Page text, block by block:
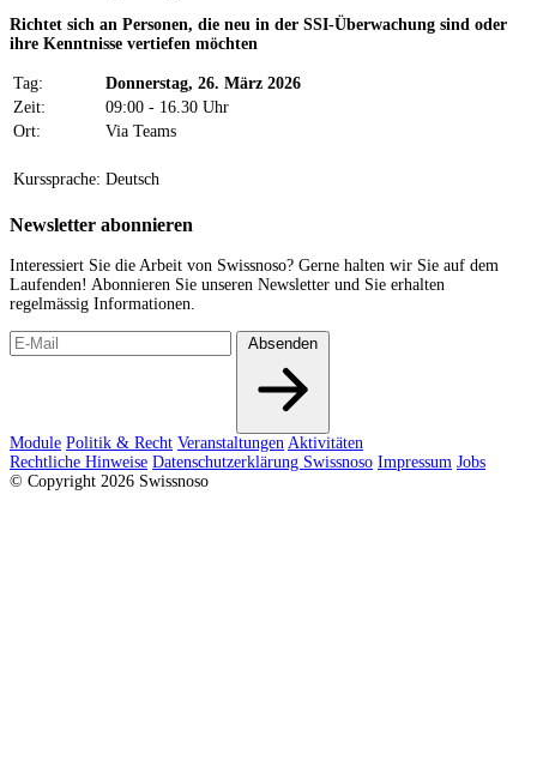
Richtet sich an Personen, die neu in der SSI-Überwachung sind oder
ihre Kenntnisse vertiefen möchten
Tag:
Donnerstag, 26. März 2026
Zeit:
09:00 - 16.30 Uhr
Ort:
Via Teams
Kurssprache: Deutsch
Newsletter abonnieren
Interessiert Sie die Arbeit von Swissnoso? Gerne halten wir Sie auf dem
Laufenden! Abonnieren Sie unseren Newsletter und Sie erhalten
regelmässig Informationen.
Absenden
Module Politik & Recht Veranstaltungen Aktivitäten
Rechtliche Hinweise Datenschutzerklärung Swissnoso Impressum Jobs
© Copyright 2026 Swissnoso